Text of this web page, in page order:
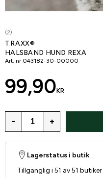
(2)
TRAXX®
HALSBAND HUND REXA
Art. nr 043182-30-00000
99,90 KR
- +
Lagerstatus i butik
Tillgänglig i 51 av 51 butiker